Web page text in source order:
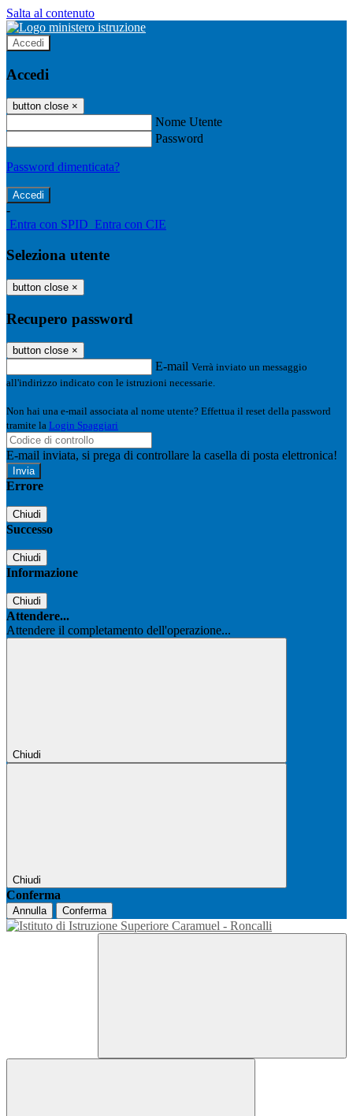
Salta al contenuto
Accedi
Accedi
button close ×
Nome Utente
Password
Password dimenticata?
-
Entra con SPID Entra con CIE
Seleziona utente
button close ×
Recupero password
button close ×
E-mail Verrà inviato un messaggio
all'indirizzo indicato con le istruzioni necessarie.
Non hai una e-mail associata al nome utente? Effettua il reset della password
tramite la Login Spaggiari
E-mail inviata, si prega di controllare la casella di posta elettronica!
Errore
Chiudi
Successo
Chiudi
Informazione
Chiudi
Attendere...
Attendere il completamento dell'operazione...
Chiudi
Chiudi
Conferma
Annulla Conferma